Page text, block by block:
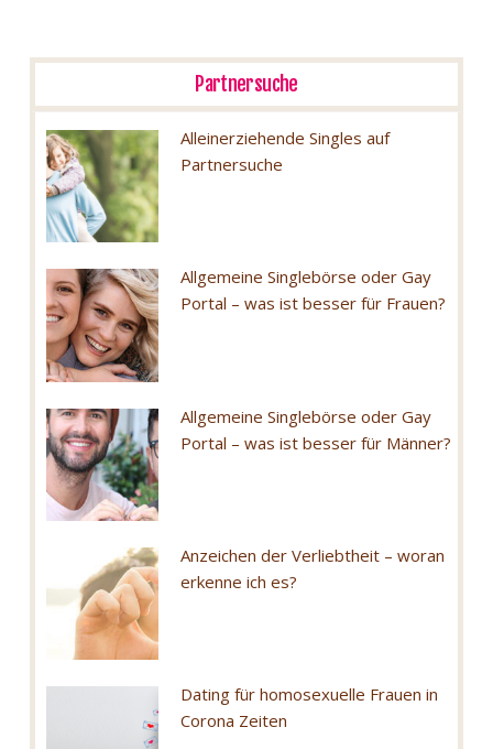
Partnersuche
Alleinerziehende Singles auf
Partnersuche
Allgemeine Singlebörse oder Gay
Portal – was ist besser für Frauen?
Allgemeine Singlebörse oder Gay
Portal – was ist besser für Männer?
Anzeichen der Verliebtheit – woran
erkenne ich es?
Dating für homosexuelle Frauen in
Corona Zeiten